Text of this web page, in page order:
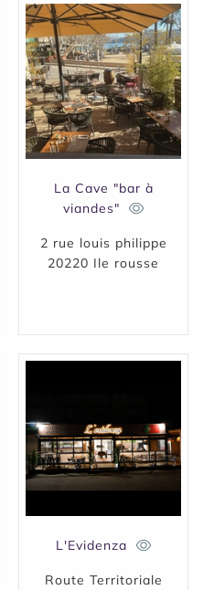
La Cave "bar à
viandes"
2 rue louis philippe
20220 Ile rousse
L'Evidenza
Route Territoriale